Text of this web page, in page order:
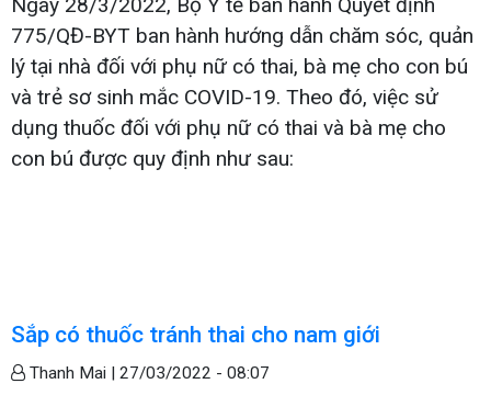
775/QĐ-BYT ban hành hướng dẫn chăm sóc, quản
lý tại nhà đối với phụ nữ có thai, bà mẹ cho con bú
và trẻ sơ sinh mắc COVID-19. Theo đó, việc sử
dụng thuốc đối với phụ nữ có thai và bà mẹ cho
con bú được quy định như sau:
Sắp có thuốc tránh thai cho nam giới
Thanh Mai | 27/03/2022 - 08:07